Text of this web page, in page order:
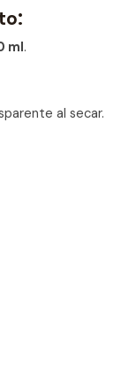
ml.
al secar.